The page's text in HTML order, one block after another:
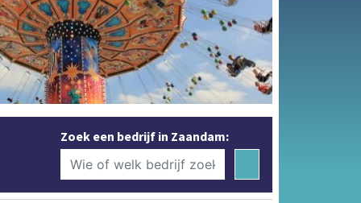
Zoek een bedrijf in Zaandam: